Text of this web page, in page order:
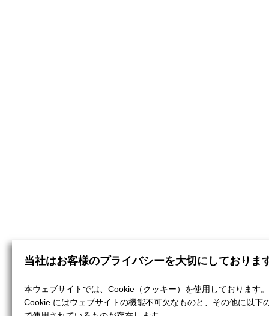
当社はお客様のプライバシーを大切にしておりま
本ウェブサイトでは、Cookie（クッキー）を使用しております。
Cookie にはウェブサイトの機能不可欠なものと、その他に以下